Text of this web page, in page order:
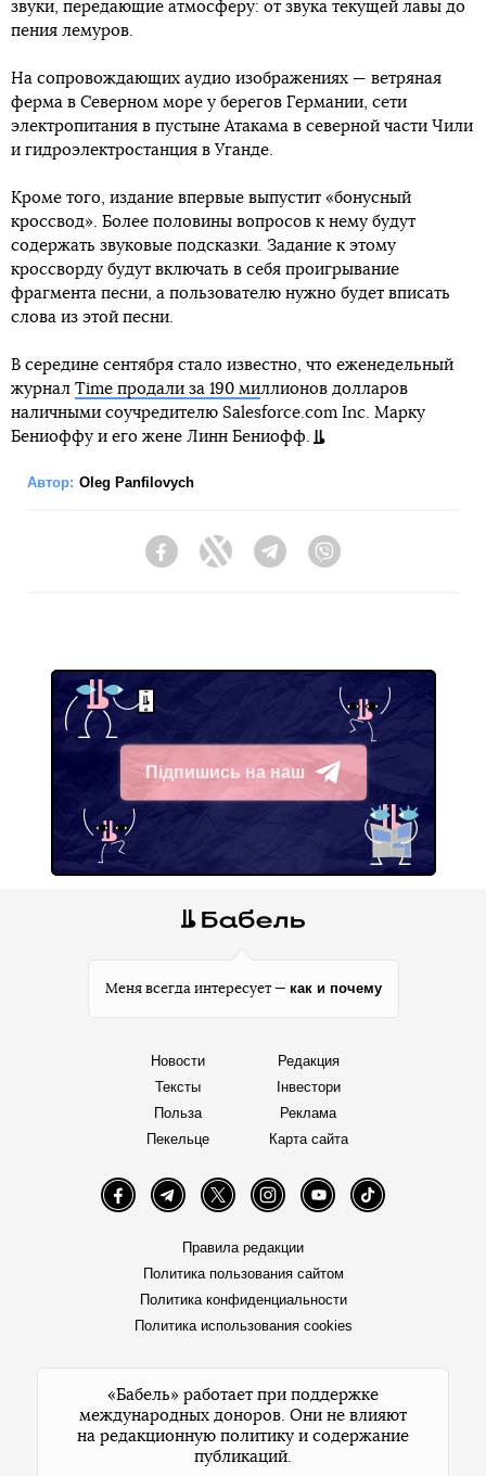
звуки, передающие атмосферу: от звука текущей лавы до
пения лемуров.
На сопровождающих аудио изображениях — ветряная
ферма в Северном море у берегов Германии, сети
электропитания в пустыне Атакама в северной части Чили
и гидроэлектростанция ​​в Уганде.
Кроме того, издание впервые выпустит «бонусный
кроссвод». Более половины вопросов к нему будут
содержать звуковые подсказки. Задание к этому
кроссворду будут включать в себя проигрывание
фрагмента песни, а пользователю нужно будет вписать
слова из этой песни.
В середине сентября стало известно, что еженедельный
журнал Time продали за 190 миллионов долларов
наличными соучредителю Salesforce.com Inc. Марку
Бениоффу и его жене Линн Бениофф.
Автор: Oleg Panfilovych
FacebookTwitter Telegram
Підпишись на наш
Telegram
Меня всегда интересует — как и почему
Новости
Тексты
Польза
Пекельце
Редакция
Інвестори
Реклама
Карта сайта
FacebookTelegramTwitter InstagramYouTube TikTok
Правила редакции
Политика пользования сайтом
Политика конфиденциальности
Политика использования cookies
«Бабель» работает при поддержке
международных доноров. Они не влияют
на редакционную политику и содержание
публикаций.